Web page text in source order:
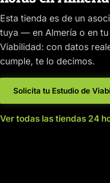
Esta tienda es de un
tuya — en Almería o en
Viabilidad: con datos
cumple, te lo decimos.
Solicita tu Estudio de
Ver todas las tiendas 24